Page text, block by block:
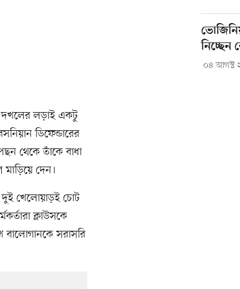
দখলের লড়াই একটু
ডিফেন্ডারের
থেকে তাঁকে বাধা
মাড়িয়ে দেন।
দুই খেলোয়াড়ই চোট
ক্লাউসকে
বালোগানকে সরাসরি
নিচ্ছেন
০৪ আগস্ট